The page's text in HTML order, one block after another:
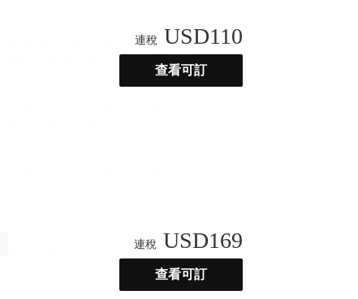
連稅 USD110
查看可訂
連稅 USD169
查看可訂